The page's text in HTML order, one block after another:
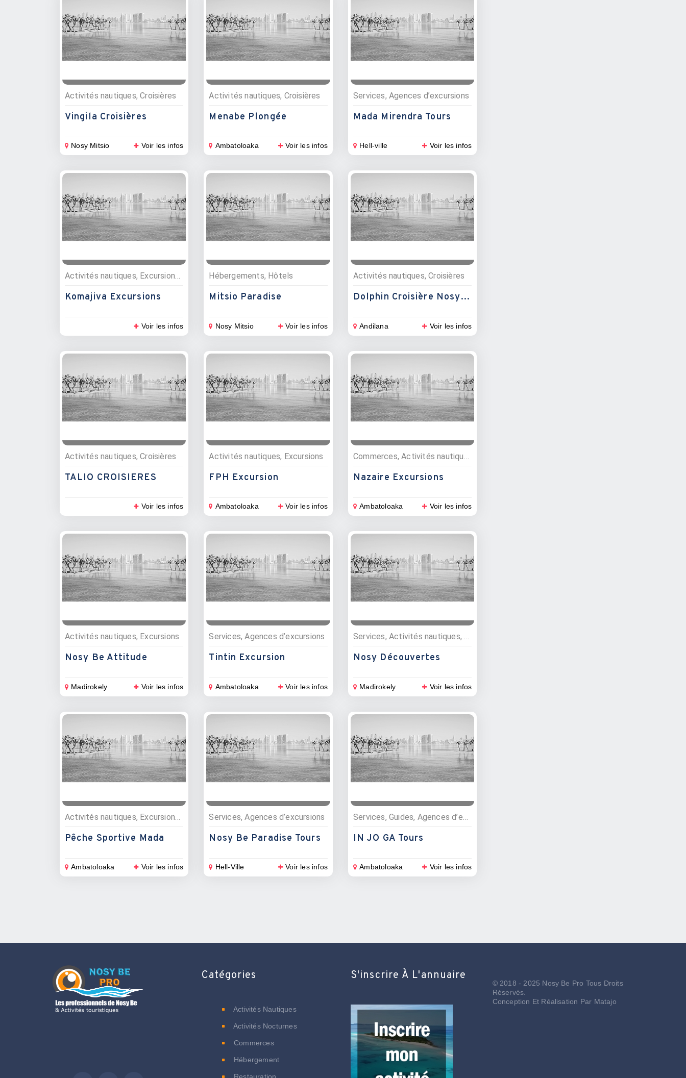
Activités nautiques, Croisières
Vingila Croisières
Nosy Mitsio Voir les infos
Activités nautiques, Croisières
Menabe Plongée
Ambatoloaka Voir les infos
Services, Agences d’excursions
Mada Mirendra Tours
Hell-ville Voir les infos
Activités nautiques, Excursions, Plongée sous marine, Pêche, Parcs marins
Komajiva Excursions
Voir les infos
Hébergements, Hôtels
Mitsio Paradise
Nosy Mitsio Voir les infos
Activités nautiques, Croisières
Dolphin Croisière Nosy Be
Andilana Voir les infos
Activités nautiques, Croisières
TALIO CROISIERES
Voir les infos
Activités nautiques, Excursions
FPH Excursion
Ambatoloaka Voir les infos
Nazaire Excursions
Ambatoloaka Voir les infos
Activités nautiques, Excursions
Nosy Be Attitude
Madirokely Voir les infos
Services, Agences d’excursions
Tintin Excursion
Ambatoloaka Voir les infos
Services, Activités nautiques, Hébergements, Pêche, Agences de voyages, Camping, Agences d’excursions
Nosy Découvertes
Madirokely Voir les infos
Pêche Sportive Mada
Ambatoloaka Voir les infos
Services, Agences d’excursions
Nosy Be Paradise Tours
Hell-Ville Voir les infos
IN JO GA Tours
Ambatoloaka Voir les infos
Catégories
Activités Nautiques
Activités Nocturnes
Commerces
Hébergement
S'inscrire À L'annuaire
© 2018 - 2025 Nosy Be Pro Tous Droits
Réservés.
Conception Et Réalisation Par Matajo